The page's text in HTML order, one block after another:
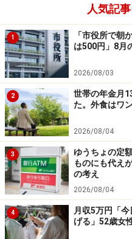
ビスや金額などの情報が
※投稿エピソードのため、
ではございません
※特定銘柄について、投資
ございません。資産運用
資に関する最終判断は、
※記事内容は執筆時点のもので
い。
本記事の内容は一般的な情報
商品や投資行動を推奨するも
投資や資産運用に関する最終
行ってください。
掲載情報の正確性・完全性に
が、その内容を保証するもの
などについて当社は一切の責
最新の情報や詳細については
の公式情報をご確認ください。
人気記
1
「市役所で朝
は500円」8月
2026/08/03
2
世帯の年金月
た。外食はワ
2026/08/04
3
ゆうちょの定
ものにも代え
の考え
2026/08/04
4
月収5万円「
げる」52歳女